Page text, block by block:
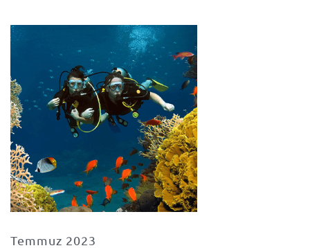
Temmuz 2023